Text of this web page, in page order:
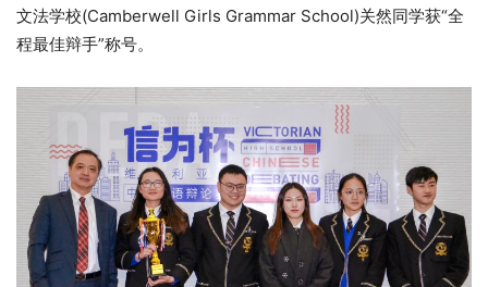
文法学校(Camberwell Girls Grammar School)关然同学获“全
程最佳辩手”称号。